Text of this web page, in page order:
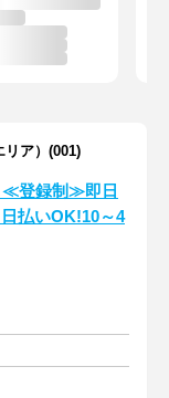
ア）(001)
≪登録制≫即日
払いOK!10～4